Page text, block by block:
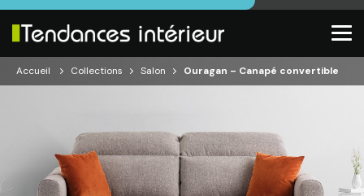
Accueil Collections Salon Ouragan – Canapé convertible